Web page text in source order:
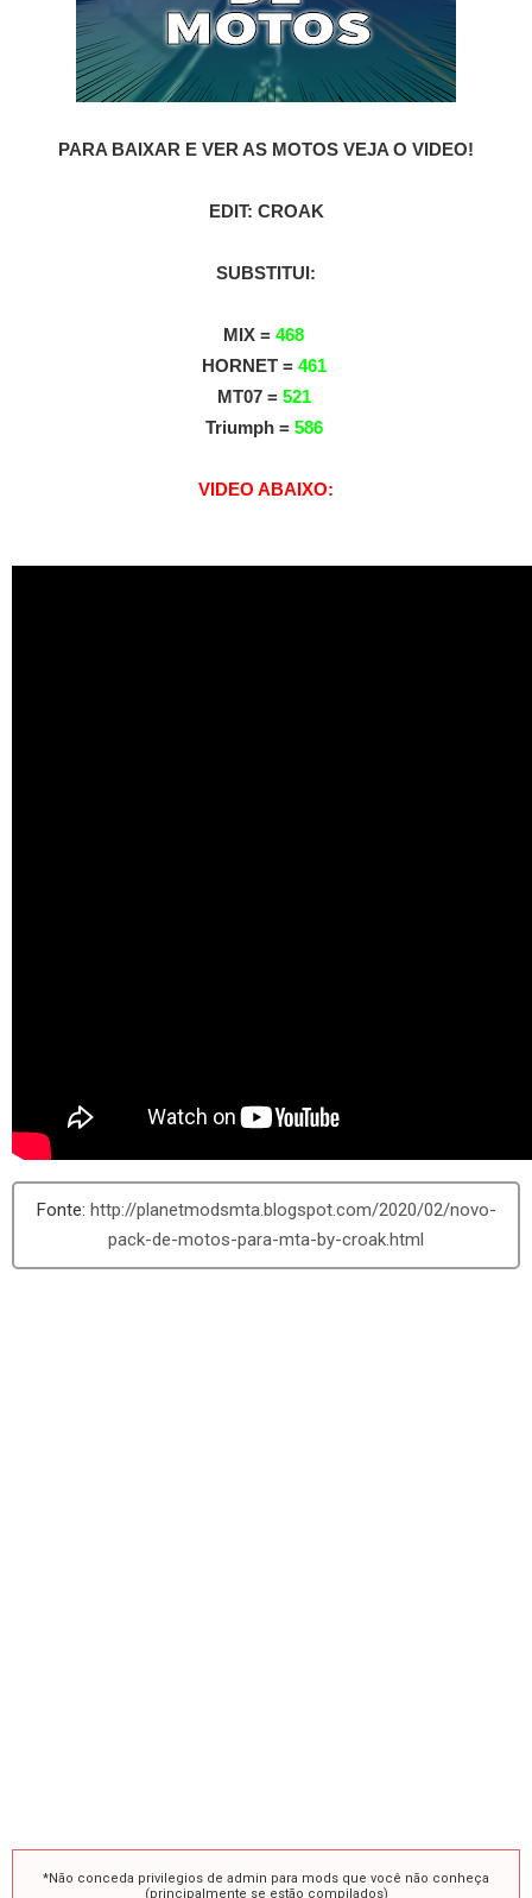
PARA BAIXAR E VER AS MOTOS VEJA O VIDEO!
EDIT: CROAK
SUBSTITUI:
MIX = 468
HORNET = 461
MT07 = 521
Triumph = 586
VIDEO ABAIXO:
http://planetmodsmta.blogspot.com/2020/02/novo-
pack-de-motos-para-mta-by-croak.html
*Não conceda privilegios de admin para mods que você não conheça
(principalmente se estão compilados)